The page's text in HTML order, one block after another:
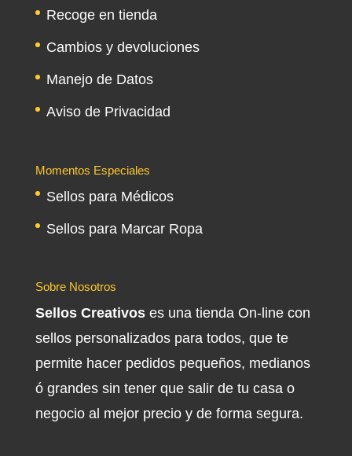
Recoge en tienda
Cambios y devoluciones
Manejo de Datos
Aviso de Privacidad
Momentos Especiales
Sellos para Médicos
Sellos para Marcar Ropa
Sobre Nosotros
Sellos Creativoses una tienda On-line con
sellos personalizados para todos, que te
permite hacer pedidos pequeños, medianos
ó grandes sin tener que salir de tu casa o
negocio al mejor precio y de forma segura.